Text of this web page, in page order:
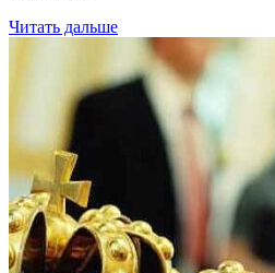
Читать дальше